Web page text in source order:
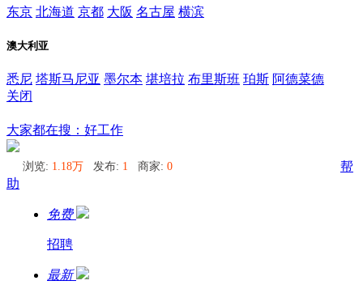
东京 北海道 京都 大阪 名古屋 横滨
澳大利亚
悉尼 塔斯马尼亚 墨尔本 堪培拉 布里斯班 珀斯 阿德菜德
关闭
大家都在搜：好工作
浏览: 1.18万 发布: 1 商家: 0
帮
助
免费
招聘
最新